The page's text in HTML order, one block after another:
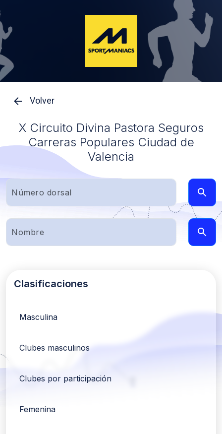
Volver
X Circuito Divina Pastora Seguros
Carreras Populares Ciudad de
Valencia
Clasificaciones
Masculina
Clubes masculinos
Clubes por participación
Femenina